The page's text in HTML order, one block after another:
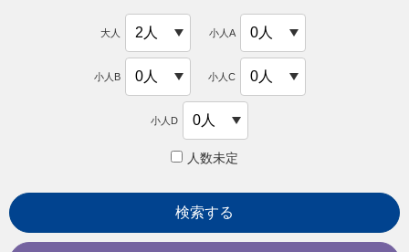
大人 小人A
小人B 小人C
小人D
人数未定
検索する